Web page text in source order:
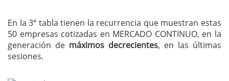
En la 3ª tabla tienen la recurrencia que muestran estas
50 empresas cotizadas en MERCADO CONTINUO, en la
generación de máximos decrecientes, en las últimas
sesiones.